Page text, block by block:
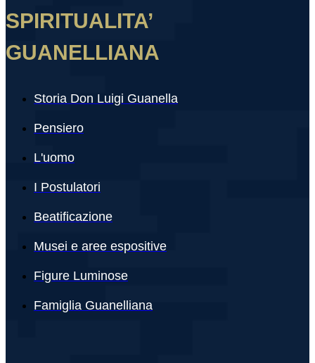
SPIRITUALITA’
GUANELLIANA
Storia Don Luigi Guanella
Pensiero
L'uomo
I Postulatori
Beatificazione
Musei e aree espositive
Figure Luminose
Famiglia Guanelliana